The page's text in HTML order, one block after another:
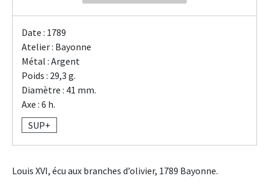
Date : 1789
Atelier : Bayonne
Métal : Argent
Poids : 29,3 g.
Diamètre : 41 mm.
Axe : 6 h.
SUP+
Louis XVI, écu aux branches d’olivier, 1789 Bayonne.